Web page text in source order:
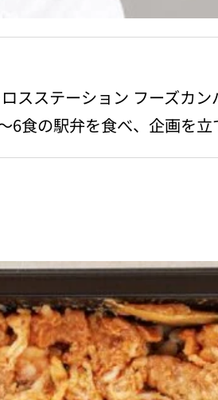
スステーション フーズカ
食の駅弁を食べ、企画を立